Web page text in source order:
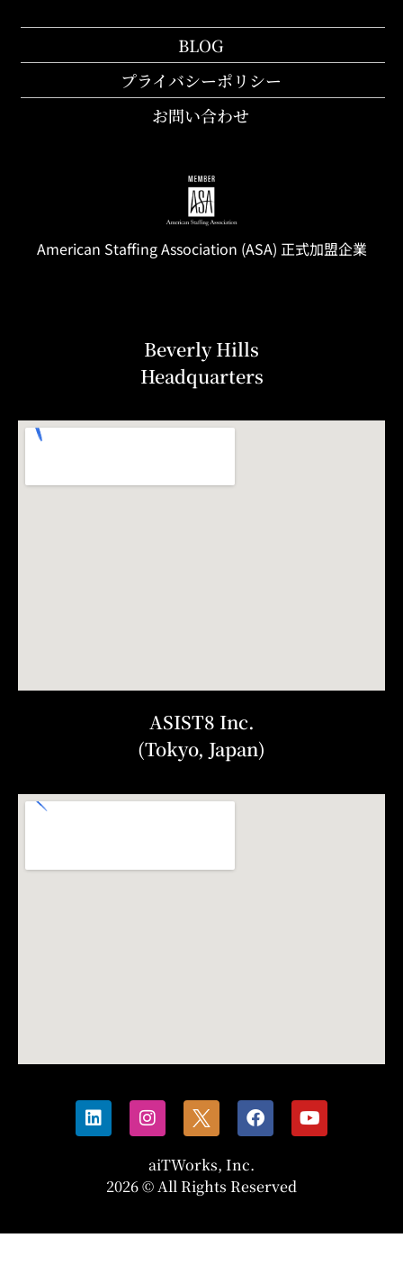
BLOG
プライバシーポリシー
お問い合わせ
American StaffingAssociation (ASA) 正式加盟企業
Beverly Hills
Headquarters
ASIST8 Inc.
(Tokyo, Japan)
aiTWorks, Inc.
2026 © All Rights Reserved